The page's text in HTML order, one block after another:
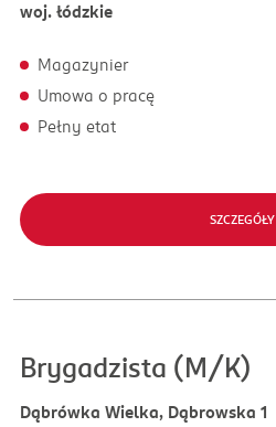
woj. łódzkie
Magazynier
Umowa o pracę
Pełny etat
SZCZEGÓŁY
Brygadzista (M/K)
Dąbrówka Wielka, Dąbrowska 1